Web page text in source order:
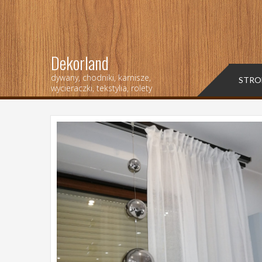
Dekorland
dywany, chodniki, karnisze,
wycieraczki, tekstylia, rolety